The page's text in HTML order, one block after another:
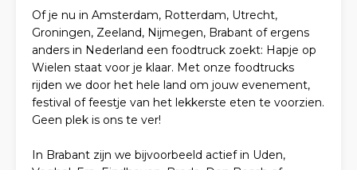
Of je nu in Amsterdam, Rotterdam, Utrecht,
Groningen, Zeeland, Nijmegen, Brabant of ergens
anders in Nederland een foodtruck zoekt: Hapje op
Wielen staat voor je klaar. Met onze foodtrucks
rijden we door het hele land om jouw evenement,
festival of feestje van het lekkerste eten te voorzien.
Geen plek is ons te ver!
In Brabant zijn we bijvoorbeeld actief in Uden,